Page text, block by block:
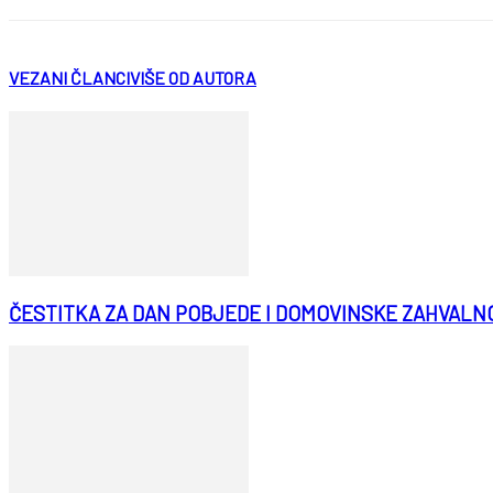
VEZANI ČLANCIVIŠE OD AUTORA
ČESTITKA ZA DAN POBJEDE I DOMOVINSKE